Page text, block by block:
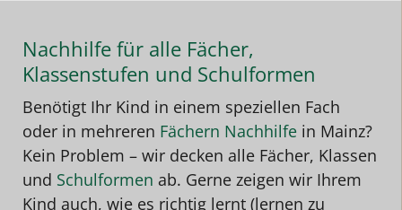
Nachhilfe für alle Fächer,
Klassenstufen und Schulformen
Benötigt Ihr Kind in einem speziellen Fach
oder in mehreren Fächern Nachhilfe in Mainz?
Kein Problem – wir decken alle Fächer, Klassen
und Schulformen ab. Gerne zeigen wir Ihrem
Kind auch, wie es richtig lernt (lernen zu